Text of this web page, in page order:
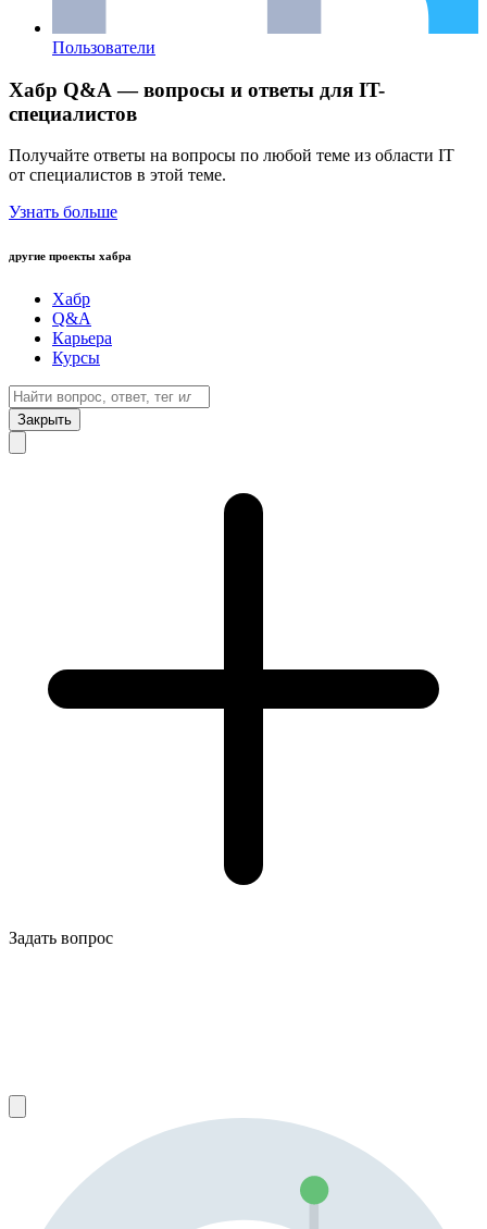
Пользователи
Хабр Q&A — вопросы и ответы для IT-
специалистов
Получайте ответы на вопросы по любой теме из области IT
от специалистов в этой теме.
Узнать больше
другие проекты хабра
Хабр
Q&A
Карьера
Курсы
Закрыть
Задать вопрос